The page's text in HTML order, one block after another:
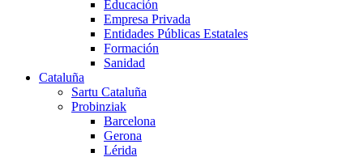
Educación
Empresa Privada
Entidades Públicas Estatales
Formación
Sanidad
Cataluña
Sartu Cataluña
Probinziak
Barcelona
Gerona
Lérida